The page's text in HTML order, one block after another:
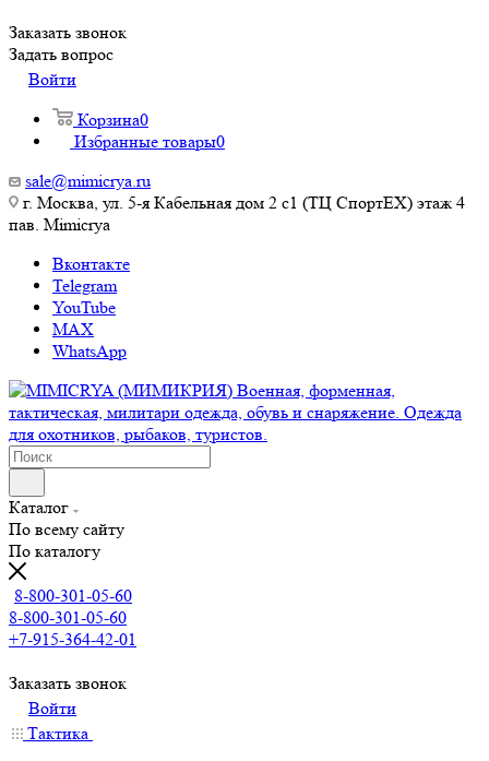
Заказать звонок
Задать вопрос
Войти
Корзина0
Избранные товары0
sale@mimicrya.ru
г. Москва, ул. 5-я Кабельная дом 2 с1 (ТЦ СпортEX) этаж 4
пав. Mimicrya
Вконтакте
Telegram
YouTube
MAX
WhatsApp
Каталог
По всему сайту
По каталогу
8-800-301-05-60
8-800-301-05-60
+7-915-364-42-01
Заказать звонок
Войти
Тактика